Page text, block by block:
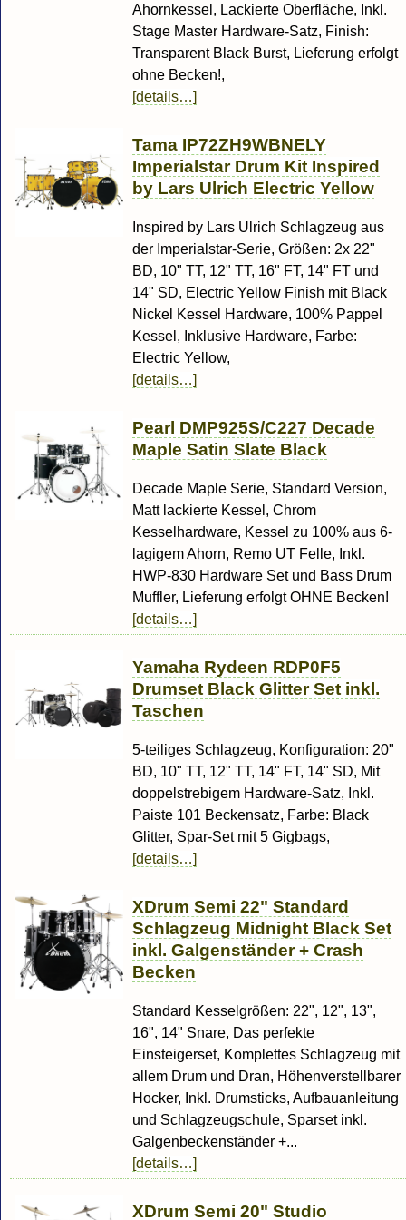
Ahornkessel, Lackierte Oberfläche, Inkl.
Stage Master Hardware-Satz, Finish:
Transparent Black Burst, Lieferung erfolgt
ohne Becken!,
[details…]
Tama IP72ZH9WBNELY
Imperialstar Drum Kit Inspired
by Lars Ulrich Electric Yellow
Inspired by Lars Ulrich Schlagzeug aus
der Imperialstar-Serie, Größen: 2x 22"
BD, 10" TT, 12" TT, 16" FT, 14" FT und
14" SD, Electric Yellow Finish mit Black
Nickel Kessel Hardware, 100% Pappel
Kessel, Inklusive Hardware, Farbe:
Electric Yellow,
[details…]
Pearl DMP925S/C227 Decade
Maple Satin Slate Black
Decade Maple Serie, Standard Version,
Matt lackierte Kessel, Chrom
Kesselhardware, Kessel zu 100% aus 6-
lagigem Ahorn, Remo UT Felle, Inkl.
HWP-830 Hardware Set und Bass Drum
Muffler, Lieferung erfolgt OHNE Becken!
[details…]
Yamaha Rydeen RDP0F5
Drumset Black Glitter Set inkl.
Taschen
5-teiliges Schlagzeug, Konfiguration: 20"
BD, 10" TT, 12" TT, 14" FT, 14" SD, Mit
doppelstrebigem Hardware-Satz, Inkl.
Paiste 101 Beckensatz, Farbe: Black
Glitter, Spar-Set mit 5 Gigbags,
[details…]
XDrum Semi 22" Standard
Schlagzeug Midnight Black Set
inkl. Galgenständer + Crash
Becken
Standard Kesselgrößen: 22", 12", 13",
16", 14" Snare, Das perfekte
Einsteigerset, Komplettes Schlagzeug mit
allem Drum und Dran, Höhenverstellbarer
Hocker, Inkl. Drumsticks, Aufbauanleitung
und Schlagzeugschule, Sparset inkl.
Galgenbeckenständer +...
[details…]
XDrum Semi 20" Studio